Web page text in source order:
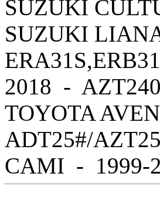
SUZUKI
SUZUKI
2018 -
TOYOTA
ADT25#/
CAMI - 1999-